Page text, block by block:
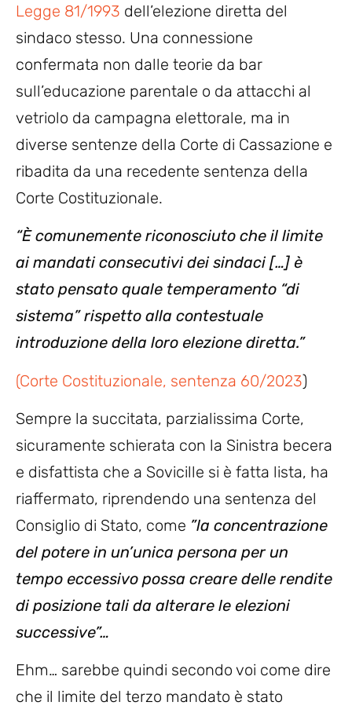
Legge 81/1993 dell’elezione diretta del
sindaco stesso. Una connessione
confermata non dalle teorie da bar
sull’educazione parentale o da attacchi al
vetriolo da campagna elettorale, ma in
diverse sentenze della Corte di Cassazione e
ribadita da una recedente sentenza della
Corte Costituzionale.
“È comunemente riconosciuto che il limite
ai mandati consecutivi dei sindaci […] è
stato pensato quale temperamento “di
sistema” rispetto alla contestuale
introduzione della loro elezione diretta.”
(Corte Costituzionale, sentenza 60/2023)
Sempre la succitata, parzialissima Corte,
sicuramente schierata con la Sinistra becera
e disfattista che a Sovicille si è fatta lista, ha
riaffermato, riprendendo una sentenza del
Consiglio di Stato, come ”la concentrazione
del potere in un’unica persona per un
tempo eccessivo possa creare delle rendite
di posizione tali da alterare le elezioni
successive”…
Ehm… sarebbe quindi secondo voi come dire
che il limite del terzo mandato è stato